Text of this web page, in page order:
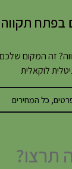
בפתח תקווה
זה המקום שלכם
לוקאלית
כל המחירים
תרצו?